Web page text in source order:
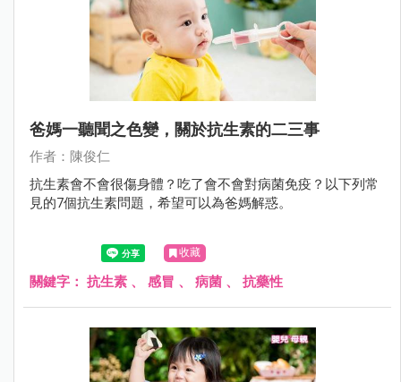
爸媽一聽聞之色變，關於抗生素的二三事
作者：陳俊仁
抗生素會不會很傷身體？吃了會不會對病菌免疫？以下列常
見的7個抗生素問題，希望可以為爸媽解惑。
收藏
關鍵字： 抗生素 、 感冒 、 病菌 、 抗藥性